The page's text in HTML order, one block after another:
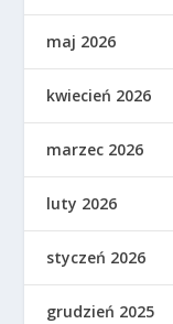
maj 2026
kwiecień 2026
marzec 2026
luty 2026
styczeń 2026
grudzień 2025